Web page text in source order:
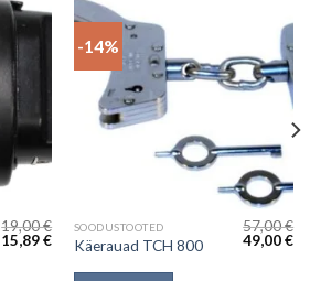
19,00€
Algne
hind
15,89€Current
price
-14%
SOODUSTOOTED
Käerauad TCH 800
57,00€
Algne
hind
49,00€